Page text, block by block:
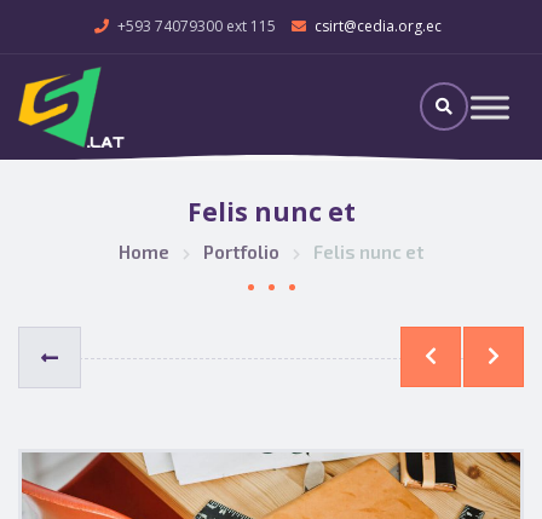
+593 74079300 ext 115 csirt@cedia.org.ec
Felis nunc et
Home Portfolio Felis nunc et